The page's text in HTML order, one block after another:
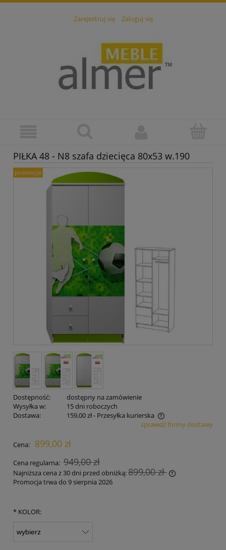
Zarejestruj się Zaloguj się
PIŁKA 48 - N8 szafa dziecięca 80x53 w.190
promocja
Dostępność:
dostępny na zamówienie
Wysyłka w:
15 dni roboczych
Dostawa:
159,00 zł- Przesyłka kurierska
Cena nie zawiera ewentualnych kosztów płatnościsprawdź formy dostawy
Cena: 899,00 zł
Cena regularna: 949,00 zł
Najniższa cena z 30 dni przed obniżką:899,00 zł
Promocja trwa do 9 sierpnia 2026
* KOLOR: